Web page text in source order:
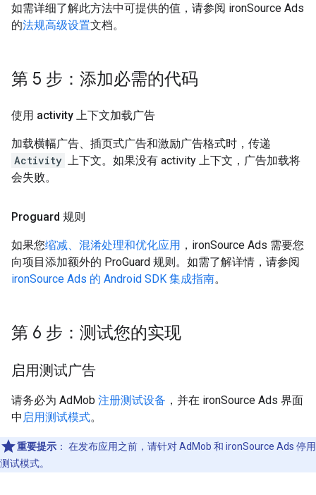
如需详细了解此方法中可提供的值，请参阅 ironSource Ads
的法规高级设置文档。
第 5 步：添加必需的代码
使用 activity 上下文加载广告
加载横幅广告、插页式广告和激励广告格式时，传递
Activity 上下文。如果没有 activity 上下文，广告加载将
会失败。
Proguard 规则
如果您缩减、混淆处理和优化应用 ，ironSource Ads 需要您
向项目添加额外的 ProGuard 规则。如需了解详情，请参阅
ironSource Ads 的 Android SDK 集成指南。
第 6 步：测试您的实现
启用测试广告
请务必为 AdMob 注册测试设备 ，并在 ironSource Ads 界面
中 启用测试模式。
重要提示 ： 在发布应用之前，请针对 AdMob 和 ironSource Ads 停用
测试模式。